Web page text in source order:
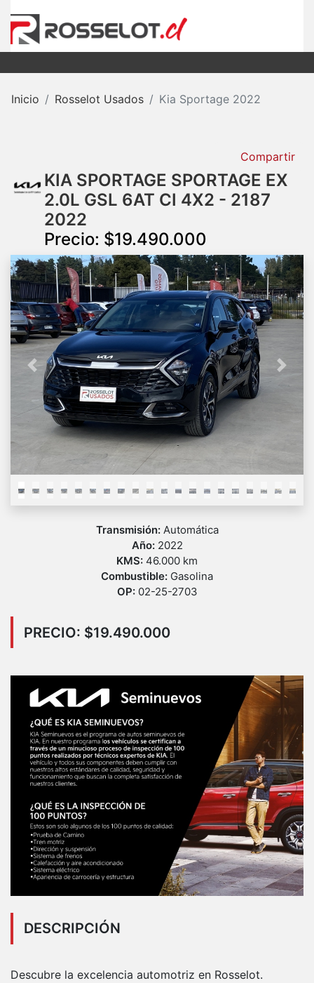
Inicio Rosselot Usados Kia Sportage 2022
Compartir
KIA SPORTAGE SPORTAGE EX
2.0L GSL 6AT CI 4X2 - 2187
2022
Precio: $19.490.000
Previous Next
Transmisión: Automática
Año: 2022
KMS: 46.000 km
Combustible: Gasolina
OP: 02-25-2703
PRECIO: $19.490.000
DESCRIPCIÓN
Descubre la excelencia automotriz en Rosselot.